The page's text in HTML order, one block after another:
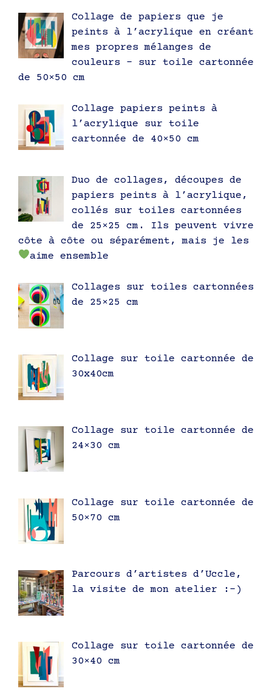
Collage de papiers que je
peints à l’acrylique en créant
mes propres mélanges de
couleurs – sur toile cartonnée
de 50×50 cm
Collage papiers peints à
l’acrylique sur toile
cartonnée de 40×50 cm
Duo de collages, découpes de
papiers peints à l’acrylique,
collés sur toiles cartonnées
de 25×25 cm. Ils peuvent vivre
côte à côte ou séparément, mais je les
aime ensemble
Collages sur toiles cartonnées
de 25×25 cm
Collage sur toile cartonnée de
30x40cm
Collage sur toile cartonnée de
24×30 cm
Collage sur toile cartonnée de
50×70 cm
Parcours d’artistes d’Uccle,
la visite de mon atelier :-)
Collage sur toile cartonnée de
30×40 cm